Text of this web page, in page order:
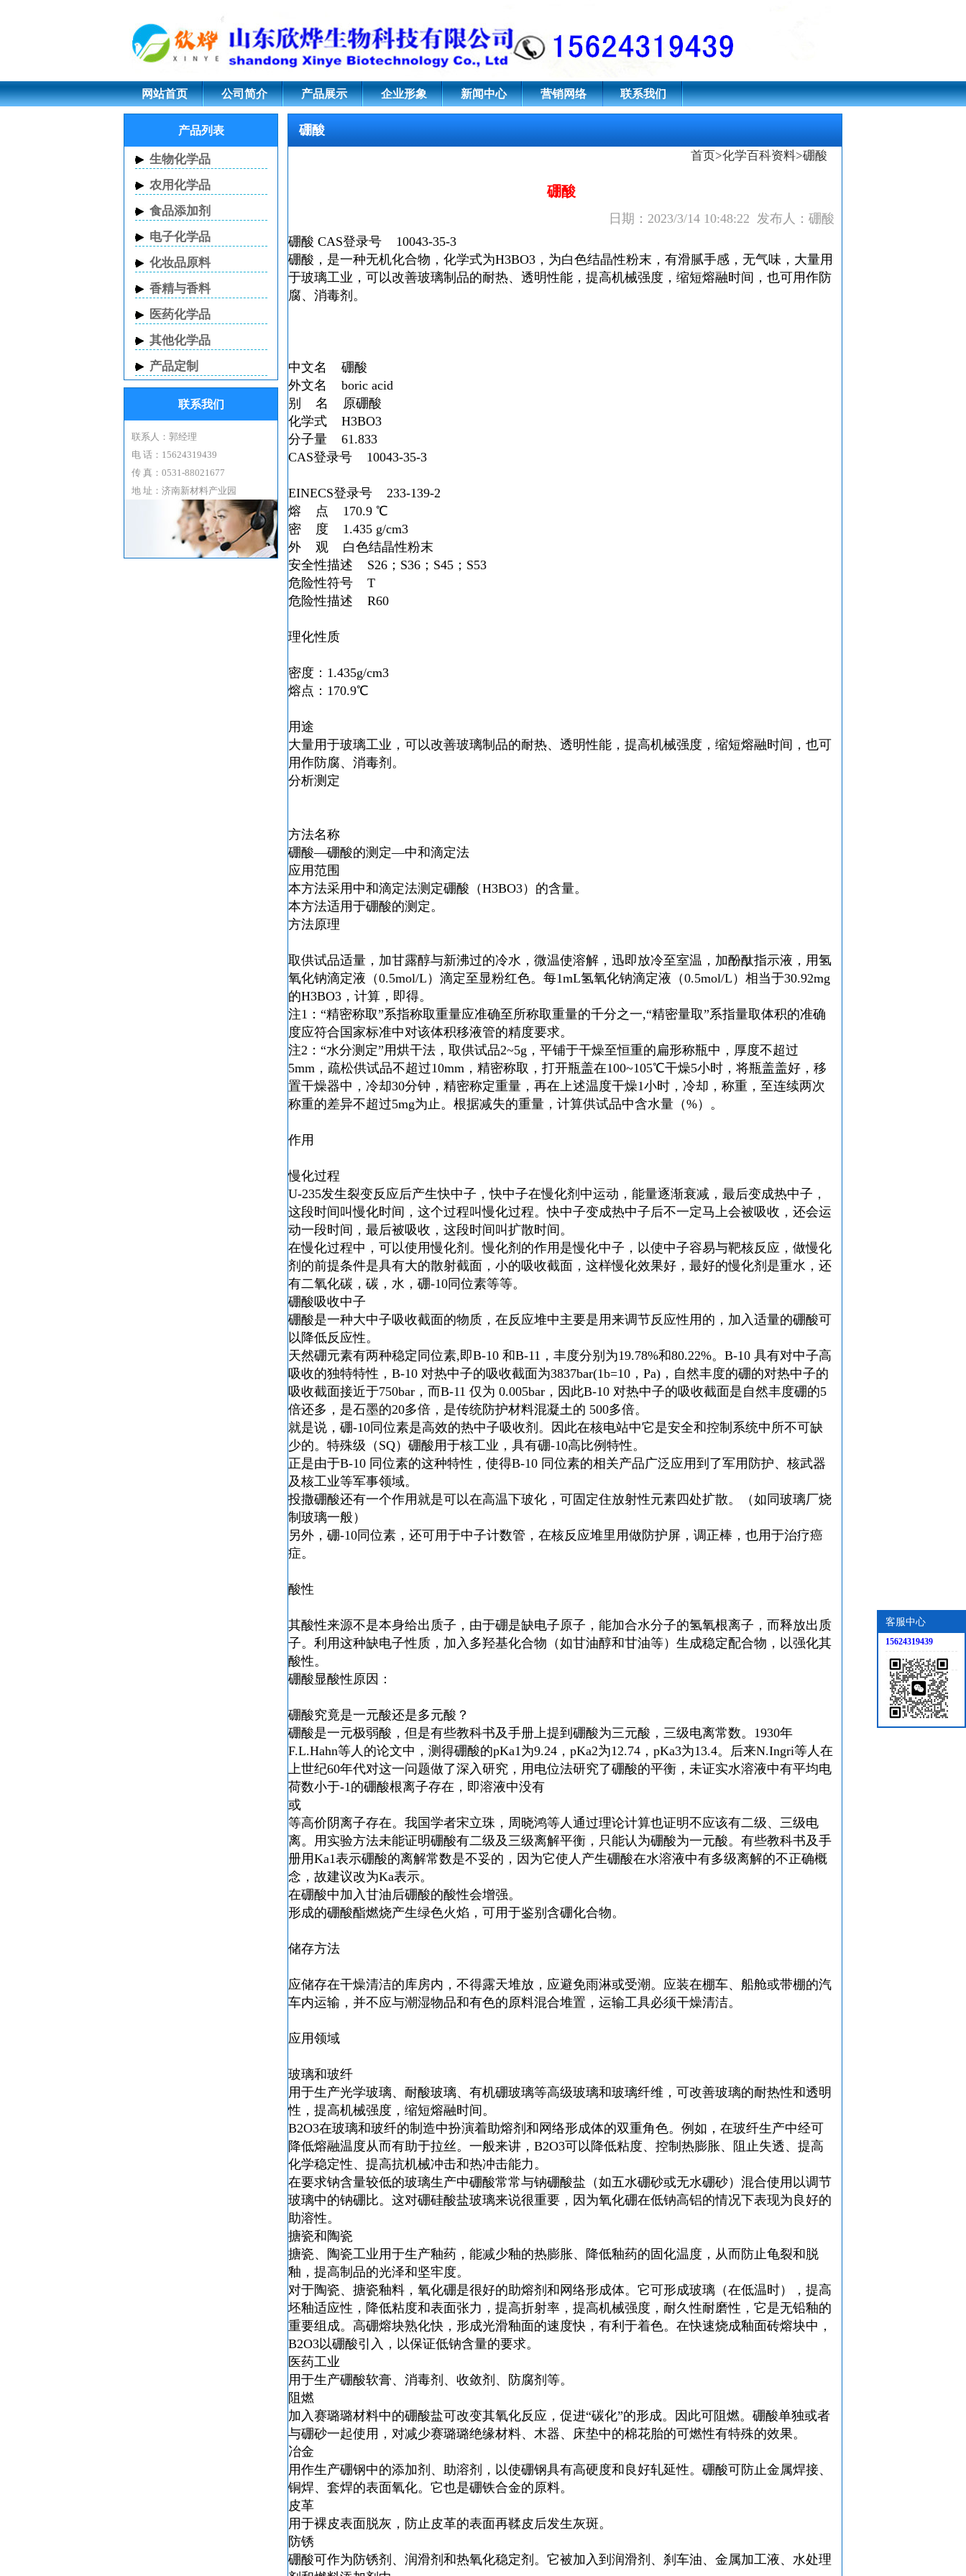
硼酸 CAS登录号 10043-35-3
网站首页 公司简介 产品展示 企业形象 新闻中心 营销网络 联系我们
硼酸
首页>化学百科资料>硼酸
硼酸
日期：2023/3/14 10:48:22 发布人：硼酸
硼酸 CAS登录号 10043-35-3
硼酸，是一种无机化合物，化学式为H3BO3，为白色结晶性粉末，有滑腻手感，无气味，大量用
于玻璃工业，可以改善玻璃制品的耐热、透明性能，提高机械强度，缩短熔融时间，也可用作防
腐、消毒剂。
中文名 硼酸
外文名 boric acid
别 名 原硼酸
化学式 H3BO3
分子量 61.833
CAS登录号 10043-35-3
EINECS登录号 233-139-2
熔 点 170.9 ℃
密 度 1.435 g/cm3
外 观 白色结晶性粉末
安全性描述 S26；S36；S45；S53
危险性符号 T
危险性描述 R60
理化性质
密度：1.435g/cm3
熔点：170.9℃
用途
大量用于玻璃工业，可以改善玻璃制品的耐热、透明性能，提高机械强度，缩短熔融时间，也可
用作防腐、消毒剂。
分析测定
方法名称
硼酸—硼酸的测定—中和滴定法
应用范围
本方法采用中和滴定法测定硼酸（H3BO3）的含量。
本方法适用于硼酸的测定。
方法原理
取供试品适量，加甘露醇与新沸过的冷水，微温使溶解，迅即放冷至室温，加酚酞指示液，用氢
氧化钠滴定液（0.5mol/L）滴定至显粉红色。每1mL氢氧化钠滴定液（0.5mol/L）相当于30.92mg
的H3BO3，计算，即得。
注1：“精密称取”系指称取重量应准确至所称取重量的千分之一,“精密量取”系指量取体积的准确
度应符合国家标准中对该体积移液管的精度要求。
注2：“水分测定”用烘干法，取供试品2~5g，平铺于干燥至恒重的扁形称瓶中，厚度不超过
5mm，疏松供试品不超过10mm，精密称取，打开瓶盖在100~105℃干燥5小时，将瓶盖盖好，移
置干燥器中，冷却30分钟，精密称定重量，再在上述温度干燥1小时，冷却，称重，至连续两次
称重的差异不超过5mg为止。根据减失的重量，计算供试品中含水量（%）。
作用
慢化过程
U-235发生裂变反应后产生快中子，快中子在慢化剂中运动，能量逐渐衰减，最后变成热中子，
这段时间叫慢化时间，这个过程叫慢化过程。快中子变成热中子后不一定马上会被吸收，还会运
动一段时间，最后被吸收，这段时间叫扩散时间。
在慢化过程中，可以使用慢化剂。慢化剂的作用是慢化中子，以使中子容易与靶核反应，做慢化
剂的前提条件是具有大的散射截面，小的吸收截面，这样慢化效果好，最好的慢化剂是重水，还
有二氧化碳，碳，水，硼-10同位素等等。
硼酸吸收中子
硼酸是一种大中子吸收截面的物质，在反应堆中主要是用来调节反应性用的，加入适量的硼酸可
以降低反应性。
天然硼元素有两种稳定同位素,即B-10 和B-11，丰度分别为19.78%和80.22%。B-10 具有对中子高
吸收的独特特性，B-10 对热中子的吸收截面为3837bar(1b=10，Pa)，自然丰度的硼的对热中子的
吸收截面接近于750bar，而B-11 仅为 0.005bar，因此B-10 对热中子的吸收截面是自然丰度硼的5
倍还多，是石墨的20多倍，是传统防护材料混凝土的 500多倍。
就是说，硼-10同位素是高效的热中子吸收剂。因此在核电站中它是安全和控制系统中所不可缺
少的。特殊级（SQ）硼酸用于核工业，具有硼-10高比例特性。
正是由于B-10 同位素的这种特性，使得B-10 同位素的相关产品广泛应用到了军用防护、核武器
及核工业等军事领域。
投撒硼酸还有一个作用就是可以在高温下玻化，可固定住放射性元素四处扩散。（如同玻璃厂烧
制玻璃一般）
另外，硼-10同位素，还可用于中子计数管，在核反应堆里用做防护屏，调正棒，也用于治疗癌
症。
酸性
其酸性来源不是本身给出质子，由于硼是缺电子原子，能加合水分子的氢氧根离子，而释放出质
子。利用这种缺电子性质，加入多羟基化合物（如甘油醇和甘油等）生成稳定配合物，以强化其
酸性。
硼酸显酸性原因：
硼酸究竟是一元酸还是多元酸？
硼酸是一元极弱酸，但是有些教科书及手册上提到硼酸为三元酸，三级电离常数。1930年
F.L.Hahn等人的论文中，测得硼酸的pKa1为9.24，pKa2为12.74，pKa3为13.4。后来N.Ingri等人在
上世纪60年代对这一问题做了深入研究，用电位法研究了硼酸的平衡，未证实水溶液中有平均电
荷数小于-1的硼酸根离子存在，即溶液中没有
或
等高价阴离子存在。我国学者宋立珠，周晓鸿等人通过理论计算也证明不应该有二级、三级电
离。用实验方法未能证明硼酸有二级及三级离解平衡，只能认为硼酸为一元酸。有些教科书及手
册用Ka1表示硼酸的离解常数是不妥的，因为它使人产生硼酸在水溶液中有多级离解的不正确概
念，故建议改为Ka表示。
在硼酸中加入甘油后硼酸的酸性会增强。
形成的硼酸酯燃烧产生绿色火焰，可用于鉴别含硼化合物。
储存方法
应储存在干燥清洁的库房内，不得露天堆放，应避免雨淋或受潮。应装在棚车、船舱或带棚的汽
车内运输，并不应与潮湿物品和有色的原料混合堆置，运输工具必须干燥清洁。
应用领域
玻璃和玻纤
用于生产光学玻璃、耐酸玻璃、有机硼玻璃等高级玻璃和玻璃纤维，可改善玻璃的耐热性和透明
性，提高机械强度，缩短熔融时间。
B2O3在玻璃和玻纤的制造中扮演着助熔剂和网络形成体的双重角色。例如，在玻纤生产中经可
降低熔融温度从而有助于拉丝。一般来讲，B2O3可以降低粘度、控制热膨胀、阻止失透、提高
化学稳定性、提高抗机械冲击和热冲击能力。
在要求钠含量较低的玻璃生产中硼酸常常与钠硼酸盐（如五水硼砂或无水硼砂）混合使用以调节
玻璃中的钠硼比。这对硼硅酸盐玻璃来说很重要，因为氧化硼在低钠高铝的情况下表现为良好的
助溶性。
搪瓷和陶瓷
搪瓷、陶瓷工业用于生产釉药，能减少釉的热膨胀、降低釉药的固化温度，从而防止龟裂和脱
釉，提高制品的光泽和坚牢度。
对于陶瓷、搪瓷釉料，氧化硼是很好的助熔剂和网络形成体。它可形成玻璃（在低温时），提高
坯釉适应性，降低粘度和表面张力，提高折射率，提高机械强度，耐久性耐磨性，它是无铅釉的
重要组成。高硼熔块熟化快，形成光滑釉面的速度快，有利于着色。在快速烧成釉面砖熔块中，
B2O3以硼酸引入，以保证低钠含量的要求。
医药工业
用于生产硼酸软膏、消毒剂、收敛剂、防腐剂等。
阻燃
加入赛璐璐材料中的硼酸盐可改变其氧化反应，促进“碳化”的形成。因此可阻燃。硼酸单独或者
与硼砂一起使用，对减少赛璐璐绝缘材料、木器、床垫中的棉花胎的可燃性有特殊的效果。
冶金
用作生产硼钢中的添加剂、助溶剂，以使硼钢具有高硬度和良好轧延性。硼酸可防止金属焊接、
铜焊、套焊的表面氧化。它也是硼铁合金的原料。
皮革
用于裸皮表面脱灰，防止皮革的表面再鞣皮后发生灰斑。
防锈
硼酸可作为防锈剂、润滑剂和热氧化稳定剂。它被加入到润滑剂、刹车油、金属加工液、水处理
产品列表
生物化学品
农用化学品
食品添加剂
电子化学品
化妆品原料
香精与香料
医药化学品
其他化学品
产品定制
联系我们
联系人：郭经理
电 话：15624319439
传 真：0531-88021677
地 址：济南新材料产业园
客服中心
15624319439